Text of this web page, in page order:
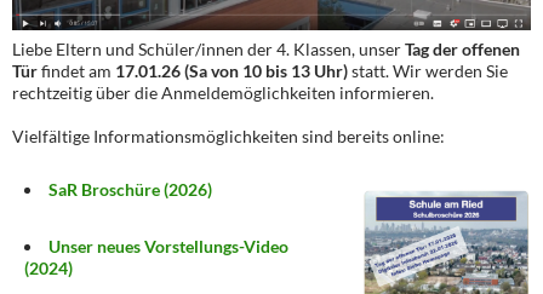
Liebe Eltern und Schüler/innen der 4. Klassen, unserTag der offenen
Türfindet am 17.01.26 (Sa von 10 bis 13 Uhr)statt. Wir werden Sie
rechtzeitig über die Anmeldemöglichkeiten informieren.
Vielfältige Informationsmöglichkeiten sind bereits online:
SaR Broschüre (2026)
Unser neues Vorstellungs-Video
(2024)